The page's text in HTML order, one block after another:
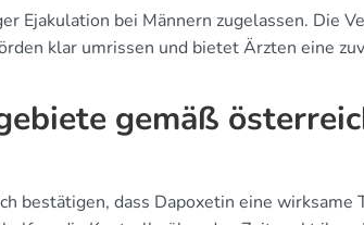
Ejakulation bei Männern zugelassen. Die
klar umrissen und bietet Ärzten eine
gemäß
bestätigen, dass Dapoxetin eine wirksame